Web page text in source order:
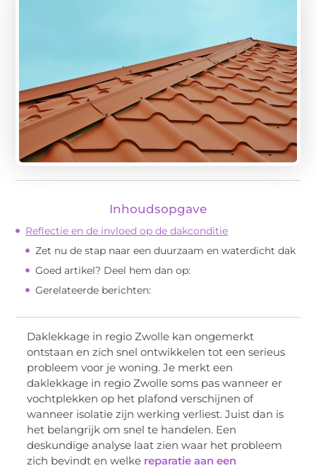
Inhoudsopgave
Reflectie en de invloed op de dakconditie
Zet nu de stap naar een duurzaam en waterdicht dak
Goed artikel? Deel hem dan op:
Gerelateerde berichten:
Daklekkage in regio Zwolle kan ongemerkt
ontstaan en zich snel ontwikkelen tot een serieus
probleem voor je woning. Je merkt een
daklekkage in regio Zwolle soms pas wanneer er
vochtplekken op het plafond verschijnen of
wanneer isolatie zijn werking verliest. Juist dan is
het belangrijk om snel te handelen. Een
deskundige analyse laat zien waar het probleem
zich bevindt en welke reparatie aan een